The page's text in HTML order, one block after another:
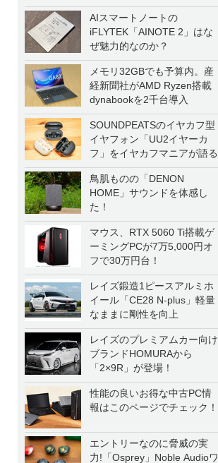
AIスマートノートの
iFLYTEK「AINOTE 2」はな
ぜ魅力的なのか？
メモリ32GBでも予算内。産
経新聞社がAMD Ryzen搭載
dynabookを2千台導入
SOUNDPEATSのイヤカフ型
イヤフォン「UU2イヤーカ
フ」をイヤカフマニアが語る
鳥肌ものの「DENON
HOME」サウンドを体感し
た！
マウス、RTX 5060 Ti搭載ゲ
ーミングPCが7万5,000円オ
フで30万円台！
レイズ鍛造1ピースアルミホ
イール「CE28 N-plus」軽量
なままに剛性を向上
レイズのプレミアムカー向け
ブランドHOMURAから
「2×9R」が登場！
性能の良いお得な中古PC情
報はこのページでチェック！
エントリーなのに脅威の実
力!「Osprey」Noble Audioワ